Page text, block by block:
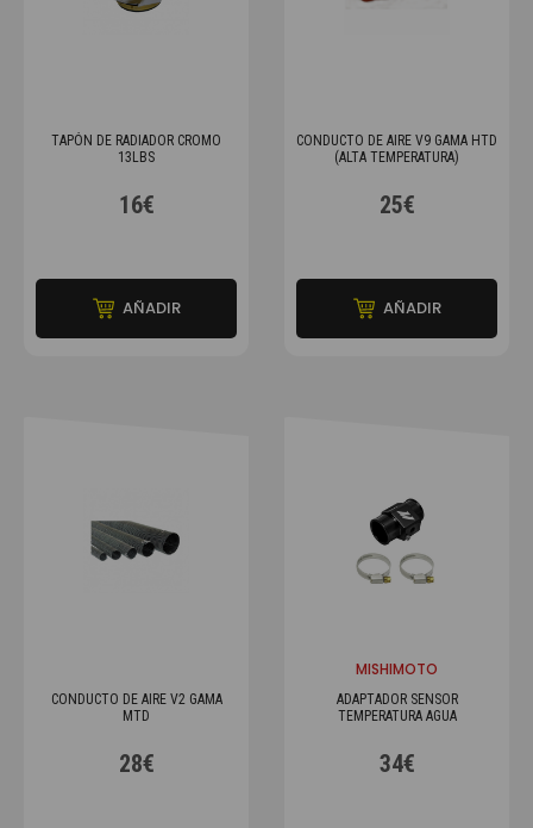
TAPÓN DE RADIADOR CROMO
13LBS
16€
AÑADIR
CONDUCTO DE AIRE V9 GAMA HTD
(ALTA TEMPERATURA)
25€
AÑADIR
CONDUCTO DE AIRE V2 GAMA
MTD
28€
MISHIMOTO
ADAPTADOR SENSOR
TEMPERATURA AGUA
34€